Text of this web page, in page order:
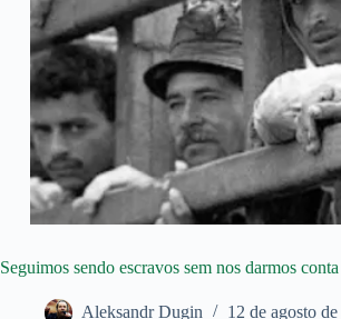
Seguimos sendo escravos sem nos darmos conta
Aleksandr Dugin
12 de agosto